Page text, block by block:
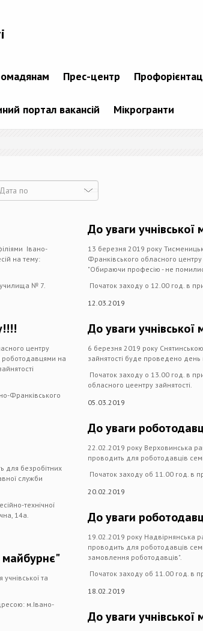
Прес-центр
портал вакансій Мікрогранти
Івано-
на тему:
училища № 7.
центру
роботодавцями на
Франківського
для безробітних
служби
технічної
14а.
майбурнє"
та
м.Івано-
До уваги
13 березня 2019 року
Франківського обласного
"Обираючи професію - не
Початок заходу о 12.00 год. в
12.03.2019
До уваги
6 березня 2019 року
зайнятості буде проведено день
Початок заходу о 13.00 год. в
обласного цеентру зайнятості.
05.03.2019
До уваги
22.02.2019 року Верховинська
проводить для роботодавців
Початок заходу об 11.00 год. в
20.02.2019
До уваги
19.02.2019 року Надвірнянська
проводить для роботодавців
замовлення роботодавців".
Початок заходу об 11.00 год. в
18.02.2019
До уваги